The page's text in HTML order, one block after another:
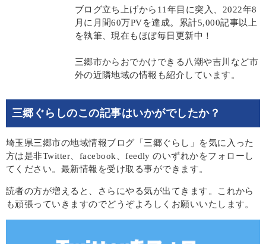
ブログ立ち上げから11年目に突入、2022年8
月に月間60万PVを達成。累計5,000記事以上
を執筆、現在もほぼ毎日更新中！
三郷市からおでかけできる八潮や吉川など市
外の近隣地域の情報も紹介しています。
三郷ぐらしのこの記事はいかがでしたか？
埼玉県三郷市の地域情報ブログ「三郷ぐらし」を気に入った
方は是非Twitter、facebook、feedly のいずれかをフォローし
てください。最新情報を受け取る事ができます。
読者の方が増えると、さらにやる気が出てきます。これから
も頑張っていきますのでどうぞよろしくお願いいたします。